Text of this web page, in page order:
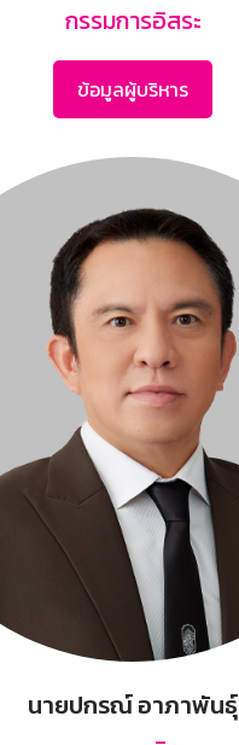
กรรมการอิสระ
ข้อมูลผู้บริหาร
นายปกรณ์ อาภาพันธุ์